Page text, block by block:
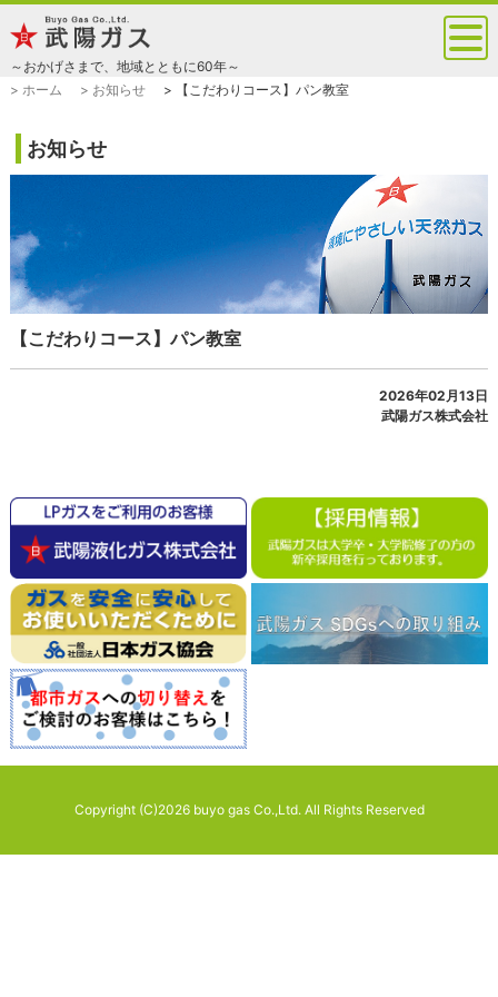
～おかげさまで、地域とともに60年～
> ホーム
> お知らせ > 【こだわりコース】パン教室
お知らせ
【こだわりコース】パン教室
2026年02月13日
武陽ガス株式会社
Copyright (C)2026 buyo gas Co.,Ltd. All Rights Reserved